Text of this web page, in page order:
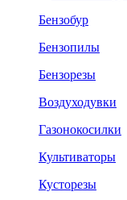
Бензобур
Бензопилы
Бензорезы
Воздуходувки
Газонокосилки
Культиваторы
Кусторезы